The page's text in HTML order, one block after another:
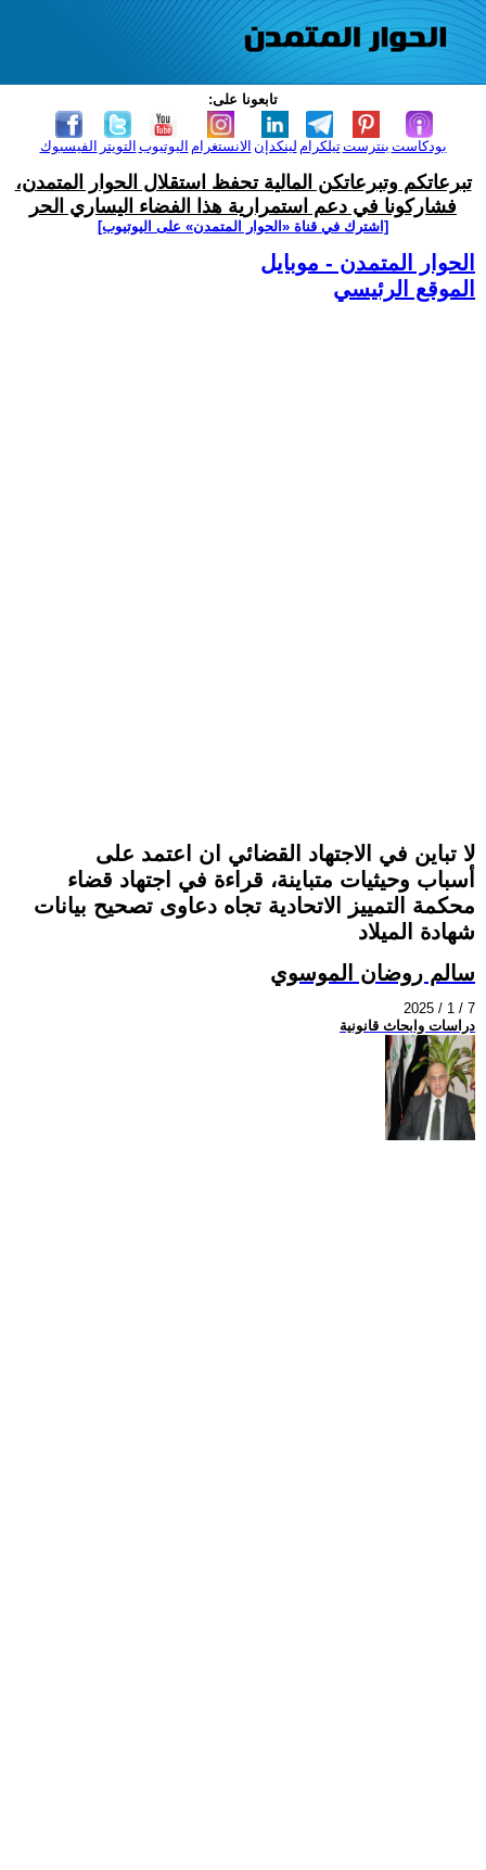
تابعونا على:
الفيسبوك التويتر اليوتيوب الانستغرام لينكدإن تيلكرامبنترست بودكاست
تبرعاتكم وتبرعاتكن المالية تحفظ استقلال الحوار المتمدن،
فشاركونا في دعم استمرارية هذا الفضاء اليساري الحر
[اشترك في قناة ‫«الحوار المتمدن» على اليوتيوب]
الحوار المتمدن - موبايل
الموقع الرئيسي
لا تباين في الاجتهاد القضائي ان اعتمد على
أسباب وحيثيات متباينة، قراءة في اجتهاد قضاء
محكمة التمييز الاتحادية تجاه دعاوى تصحيح بيانات
شهادة الميلاد
سالم روضان الموسوي
2025 / 1 / 7
دراسات وابحاث قانونية